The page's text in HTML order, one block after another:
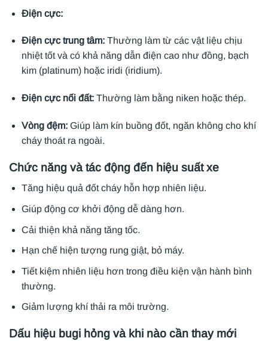
Điện cực:
Điện cực trung tâm: Thường làm từ các vật liệu chịu
nhiệt tốt và có khả năng dẫn điện cao như đồng, bạch
kim (platinum) hoặc iridi (iridium).
Điện cực nối đất:Thường làm bằng niken hoặc thép.
Vòng đệm: Giúp làm kín buồng đốt, ngăn không cho khí
cháy thoát ra ngoài.
Chức năng và tác động đến hiệu suất xe
Tăng hiệu quả đốt cháy hỗn hợp nhiên liệu.
Giúp động cơ khởi động dễ dàng hơn.
Cải thiện khả năng tăng tốc.
Hạn chế hiện tượng rung giật, bỏ máy.
Tiết kiệm nhiên liệu hơn trong điều kiện vận hành bình
thường.
Giảm lượng khí thải ra môi trường.
Dấu hiệu bugi hỏng và khi nào cần thay mới